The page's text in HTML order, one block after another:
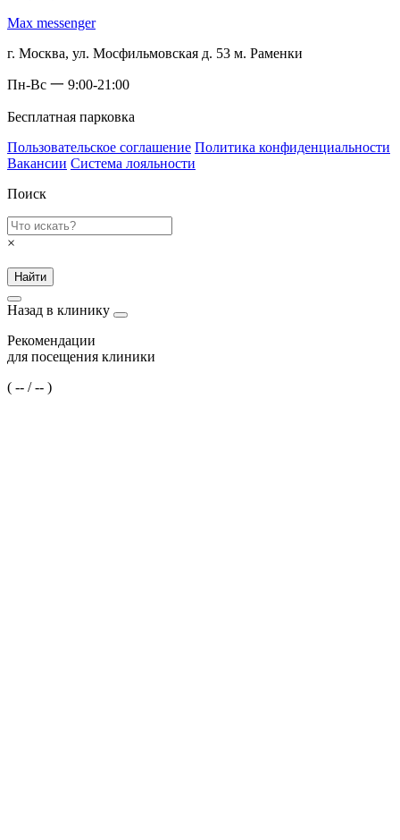
Max messenger
г. Москва, ул. Мосфильмовская д. 53 м. Раменки
Пн-Вс 一 9:00-21:00
Бесплатная парковка
Пользовательское соглашение Политика конфиденциальности
Вакансии Система лояльности
Поиск
×
Найти
Назад в клинику
Рекомендации
для посещения клиники
( -- / -- )